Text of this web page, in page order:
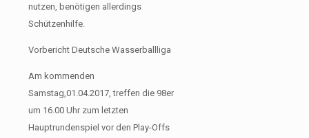
nutzen, benötigen allerdings
Schützenhilfe.
Vorbericht Deutsche Wasserballliga
Am kommenden
Samstag,01.04.2017, treffen die 98er
um 16.00 Uhr zum letzten
Hauptrundenspiel vor den Play-Offs